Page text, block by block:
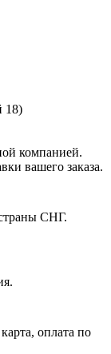
18)
компанией.
вашего заказа.
СНГ.
оплата по